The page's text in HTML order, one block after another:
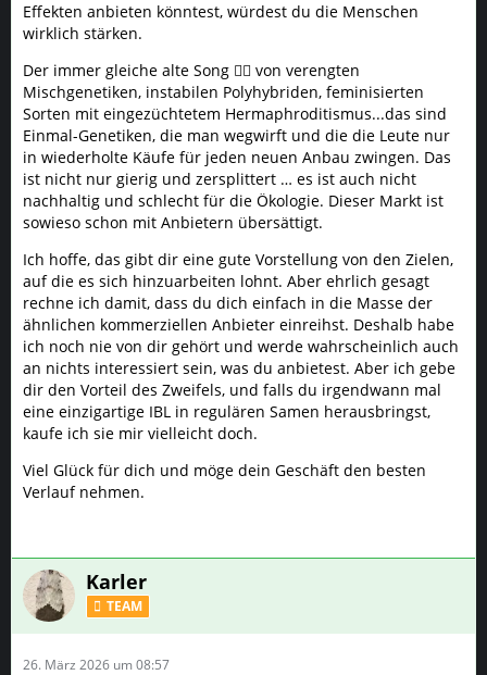
Effekten anbieten könntest, würdest du die Menschen
wirklich stärken.
Der immer gleiche alte Song 🙅‍♂️ von verengten
Mischgenetiken, instabilen Polyhybriden, feminisierten
Sorten mit eingezüchtetem Hermaphroditismus...das sind
Einmal-Genetiken, die man wegwirft und die die Leute nur
in wiederholte Käufe für jeden neuen Anbau zwingen. Das
ist nicht nur gierig und zersplittert … es ist auch nicht
nachhaltig und schlecht für die Ökologie. Dieser Markt ist
sowieso schon mit Anbietern übersättigt.
Ich hoffe, das gibt dir eine gute Vorstellung von den Zielen,
auf die es sich hinzuarbeiten lohnt. Aber ehrlich gesagt
rechne ich damit, dass du dich einfach in die Masse der
ähnlichen kommerziellen Anbieter einreihst. Deshalb habe
ich noch nie von dir gehört und werde wahrscheinlich auch
an nichts interessiert sein, was du anbietest. Aber ich gebe
dir den Vorteil des Zweifels, und falls du irgendwann mal
eine einzigartige IBL in regulären Samen herausbringst,
kaufe ich sie mir vielleicht doch.
Viel Glück für dich und möge dein Geschäft den besten
Verlauf nehmen.
Karler
TEAM
26. März 2026 um 08:57